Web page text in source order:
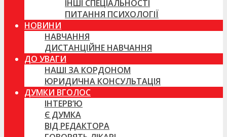
ІНШІ СПЕЦІАЛЬНОСТІ
ПИТАННЯ ПСИХОЛОГІЇ
НОВИНИ
НАВЧАННЯ
ДИСТАНЦІЙНЕ НАВЧАННЯ
ДО УВАГИ
НАШІ ЗА КОРДОНОМ
ЮРИДИЧНА КОНСУЛЬТАЦІЯ
ДУМКИ ВГОЛОС
ІНТЕРВ’Ю
Є ДУМКА
ВІД РЕДАКТОРА